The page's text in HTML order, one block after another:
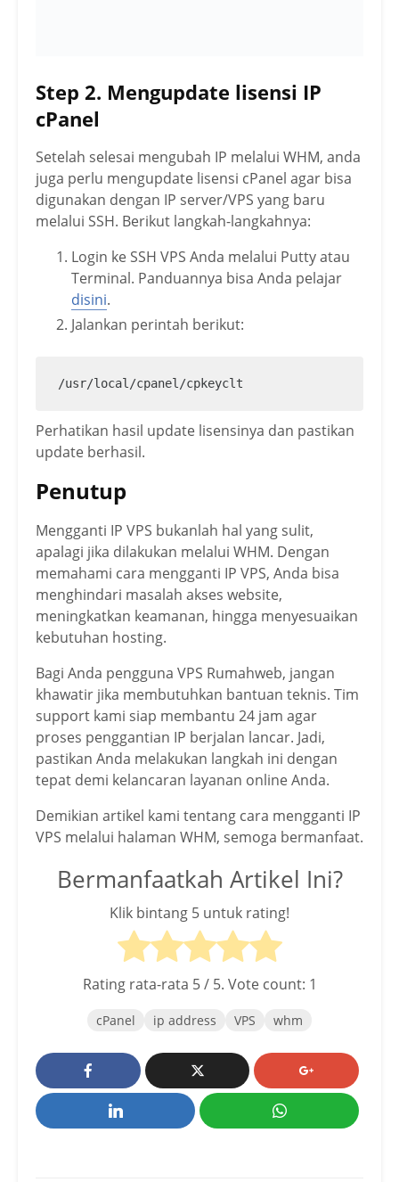
Step 2. Mengupdate lisensi IP
cPanel
Setelah selesai mengubah IP melalui WHM, anda
juga perlu mengupdate lisensi cPanel agar bisa
digunakan dengan IP server/VPS yang baru
melalui SSH. Berikut langkah-langkahnya:
Login ke SSH VPS Anda melalui Putty atau
Terminal. Panduannya bisa Anda pelajar
disini.
Jalankan perintah berikut:
/usr/local/cpanel/cpkeyclt
Perhatikan hasil update lisensinya dan pastikan
update berhasil.
Penutup
Mengganti IP VPS bukanlah hal yang sulit,
apalagi jika dilakukan melalui WHM. Dengan
memahami cara mengganti IP VPS, Anda bisa
menghindari masalah akses website,
meningkatkan keamanan, hingga menyesuaikan
kebutuhan hosting.
Bagi Anda pengguna VPS Rumahweb, jangan
khawatir jika membutuhkan bantuan teknis. Tim
support kami siap membantu 24 jam agar
proses penggantian IP berjalan lancar. Jadi,
pastikan Anda melakukan langkah ini dengan
tepat demi kelancaran layanan online Anda.
Demikian artikel kami tentang cara mengganti IP
VPS melalui halaman WHM, semoga bermanfaat.
Bermanfaatkah Artikel Ini?
Klik bintang 5 untuk rating!
Rating rata-rata 5/ 5. Vote count: 1
cPanel ip address VPS whm